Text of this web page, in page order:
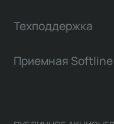
Техподдержка
Приемная Softline